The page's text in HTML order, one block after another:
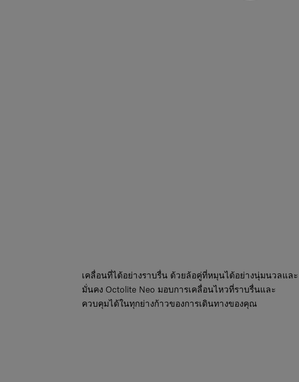
เคลื่อนที่ได้อย่างราบรื่น ด้วยล้อคู่ที่หมุนได้อย่างนุ่มนวลและ
มั่นคง Octolite Neo มอบการเคลื่อนไหวที่ราบรื่นและ
ควบคุมได้ในทุกย่างก้าวของการเดินทางของคุณ